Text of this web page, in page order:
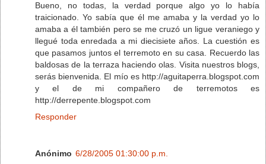
Bueno, no todas, la verdad porque algo yo lo había
traicionado. Yo sabía que él me amaba y la verdad yo lo
amaba a él también pero se me cruzó un ligue veraniego y
llegué toda enredada a mi diecisiete años. La cuestión es
que pasamos juntos el terremoto en su casa. Recuerdo las
baldosas de la terraza haciendo olas. Visita nuestros blogs,
serás bienvenida. El mío es http://aguitaperra.blogspot.com
y el de mi compañero de terremotos es
http://derrepente.blogspot.com
Responder
Anónimo 6/28/2005 01:30:00 p.m.